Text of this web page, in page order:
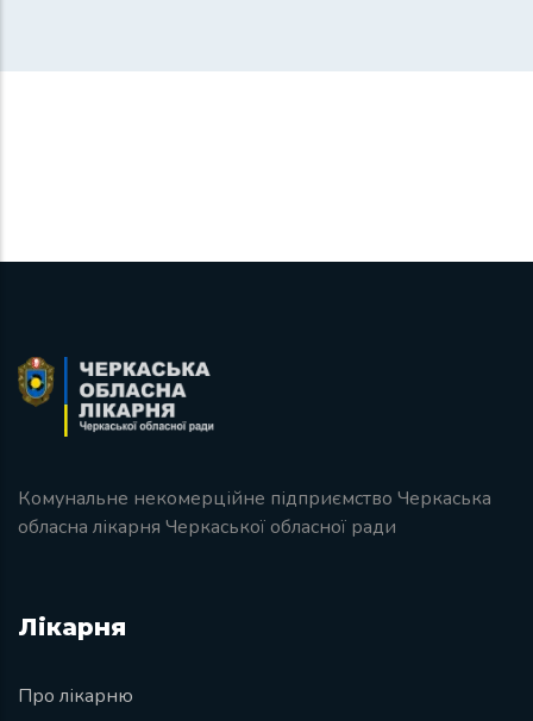
Комунальне некомерційне підприємство Черкаська
обласна лікарня Черкаської обласної ради
Лікарня
Про лікарню